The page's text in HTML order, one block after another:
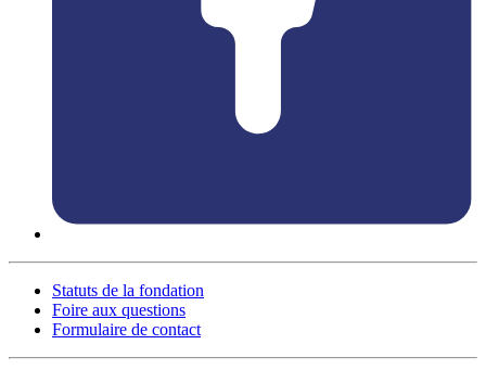
Statuts de la fondation
Foire aux questions
Formulaire de contact